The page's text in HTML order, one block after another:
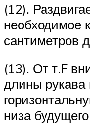
(12).
необходимое
сантиметров
(13). От т.F
длины рукава
низа